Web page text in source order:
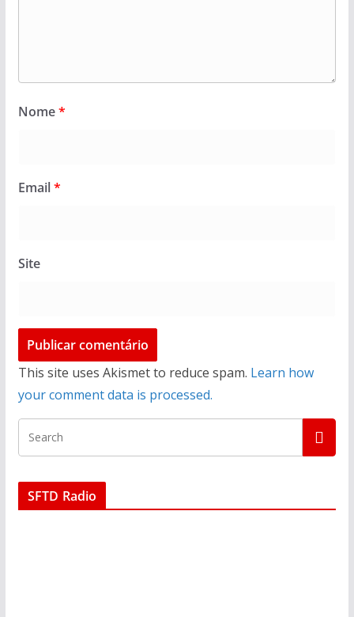
Nome*
Email*
Site
This site uses Akismet to reduce spam. Learn how
your comment data is processed.
SFTD Radio